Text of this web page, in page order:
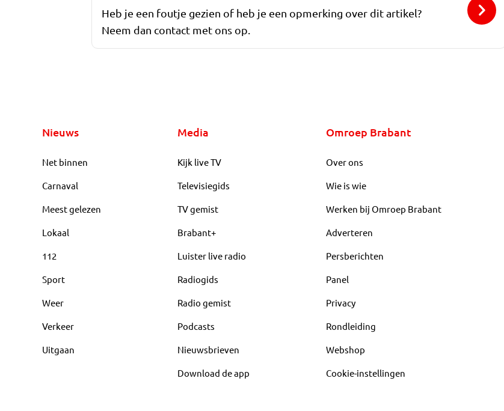
Heb je een foutje gezien of heb je een opmerking over dit artikel?
Neem dan contact met ons op.
Nieuws
Net binnen
Carnaval
Meest gelezen
Lokaal
112
Sport
Weer
Verkeer
Uitgaan
Media
Kijk live TV
Televisiegids
TV gemist
Brabant+
Luister live radio
Radiogids
Radio gemist
Podcasts
Nieuwsbrieven
Download de app
Omroep Brabant
Over ons
Wie is wie
Werken bij Omroep Brabant
Adverteren
Persberichten
Panel
Privacy
Rondleiding
Webshop
Cookie-instellingen